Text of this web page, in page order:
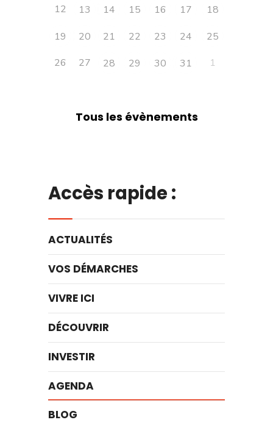
12
13 14 15 16 17
18
19
20 21 22 23 24
25
26
27 28 29 30 31 1
Tous les évènements
Accès rapide :
ACTUALITÉS
VOS DÉMARCHES
VIVRE ICI
DÉCOUVRIR
INVESTIR
AGENDA
BLOG